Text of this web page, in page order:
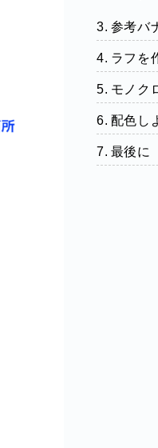
参考バ
ラフを
モノク
配色し
最後に